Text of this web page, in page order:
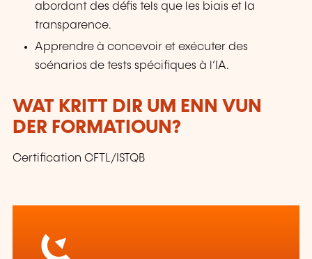
abordant des défis tels que les biais et la
transparence.
Apprendre à concevoir et exécuter des
scénarios de tests spécifiques à l’IA.
WAT KRITT DIR UM ENN VUN
DER FORMATIOUN?
Certification CFTL/ISTQB